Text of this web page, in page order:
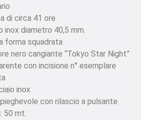
di circa 41 ore
inox diametro 40,5 mm.
forma squadrata
nero cangiante “Tokyo Star Night”
con incisione n° esemplare
inox
con rilascio a pulsante
50 mt.